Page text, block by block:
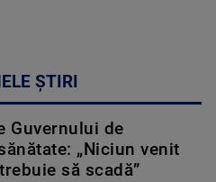
ȘTIRI
Guvernului de
„Niciun venit
să scadă”